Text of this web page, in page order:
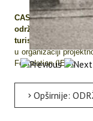
CASTWATER“,pod
održivom
turističkog razvoja
u organizaciji
Foundation (IEA).
Opširnije: ODRŽANA ZAVRŠNA KONFERENCIJA